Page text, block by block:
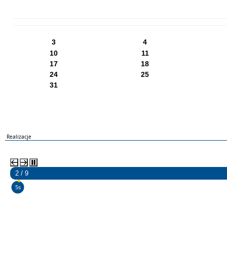
3
4
10
11
17
18
24
25
31
Realizacje
2 / 9
4s